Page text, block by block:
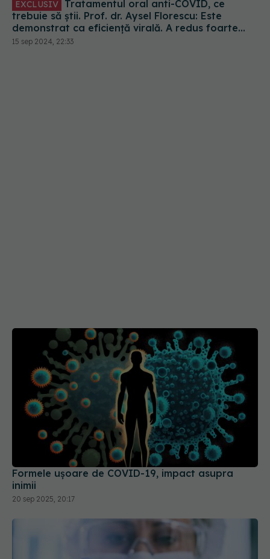
Formele ușoare de COVID-19, impact asupra
20 sep 2025, 20:17